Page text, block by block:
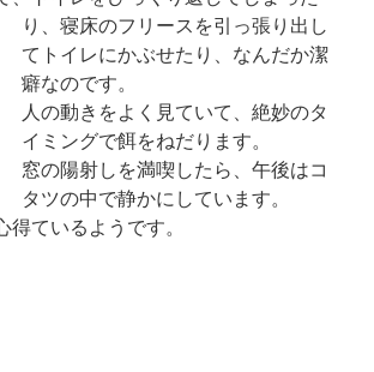
り、寝床のフリ ースを引っ張り出し
てトイレにかぶせたり、なんだか潔
癖なのです。
人の動きをよく見ていて、絶妙のタ
イミングで餌をねだります。
窓の陽射しを満喫したら、午後はコ
タツの中で静かにしています。
ているようです。